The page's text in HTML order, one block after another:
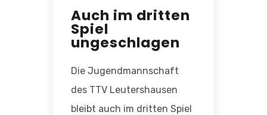
Auch im dritten
Spiel
ungeschlagen
Die Jugendmannschaft
des TTV Leutershausen
bleibt auch im dritten Spiel